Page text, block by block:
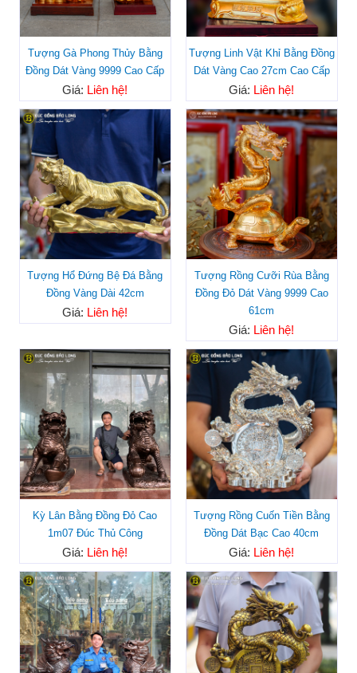
Tượng Gà Phong Thủy Bằng
Đồng Dát Vàng 9999 Cao Cấp
Giá: Liên hệ!
Tượng Linh Vật Khỉ Bằng Đồng
Dát Vàng Cao 27cm Cao Cấp
Giá: Liên hệ!
Tượng Hổ Đứng Bệ Đá Bằng
Đồng Vàng Dài 42cm
Giá: Liên hệ!
Tượng Rồng Cưỡi Rùa Bằng
Đồng Đỏ Dát Vàng 9999 Cao
61cm
Giá: Liên hệ!
Kỳ Lân Bằng Đồng Đỏ Cao
1m07 Đúc Thủ Công
Giá: Liên hệ!
Tượng Rồng Cuốn Tiền Bằng
Đồng Dát Bạc Cao 40cm
Giá: Liên hệ!